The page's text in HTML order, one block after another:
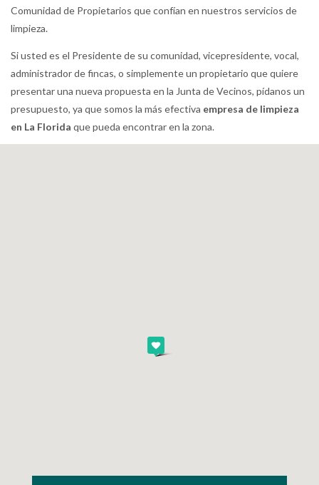
Comunidad de Propietarios que confían en nuestros servicios de
limpieza.
Si usted es el Presidente de su comunidad, vicepresidente, vocal,
administrador de fincas, o simplemente un propietario que quiere
presentar una nueva propuesta en la Junta de Vecinos, pídanos un
presupuesto, ya que somos la más efectiva empresa de limpieza
en La Florida que pueda encontrar en la zona.